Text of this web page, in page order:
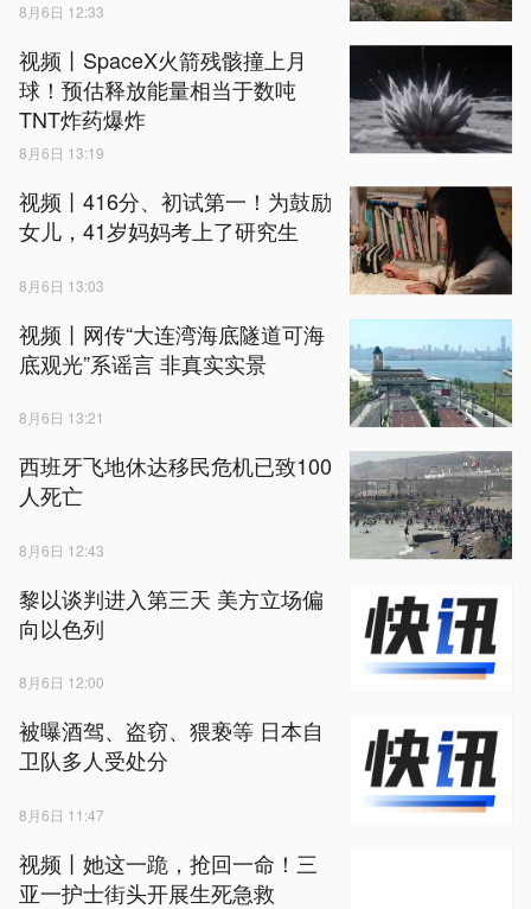
8月6日 12:33
视频丨SpaceX火箭残骸撞上月
球！预估释放能量相当于数吨
TNT炸药爆炸
8月6日 13:19
视频丨416分、初试第一！为鼓励
女儿，41岁妈妈考上了研究生
8月6日 13:03
视频丨网传“大连湾海底隧道可海
底观光”系谣言 非真实实景
8月6日 13:21
西班牙飞地休达移民危机已致100
人死亡
8月6日 12:43
黎以谈判进入第三天 美方立场偏
向以色列
8月6日 12:00
被曝酒驾、盗窃、猥亵等 日本自
卫队多人受处分
8月6日 11:47
视频丨她这一跪，抢回一命！三
亚一护士街头开展生死急救